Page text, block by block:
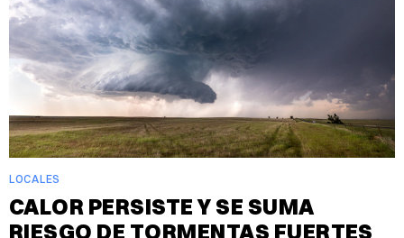
LOCALES
CALOR PERSISTE Y SE SUMA
RIESGO DE TORMENTAS FUERTES